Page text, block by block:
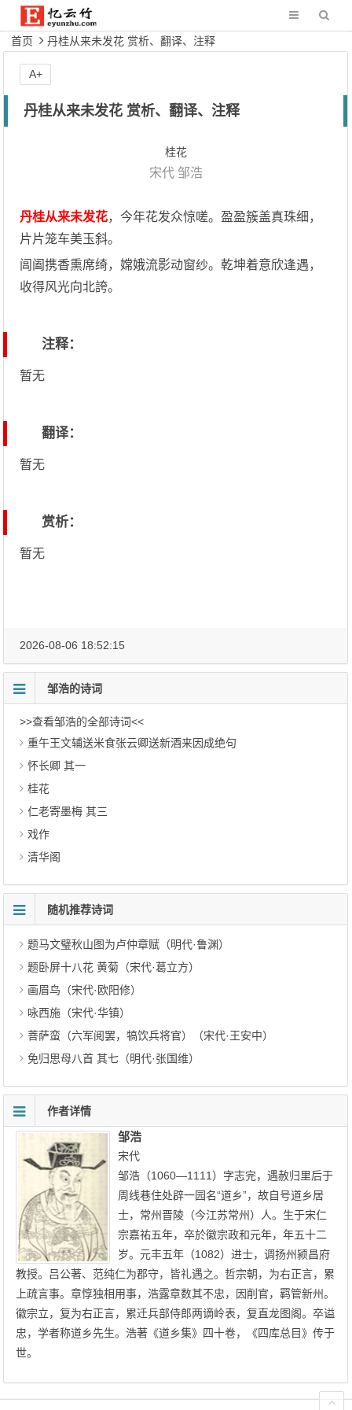
首页 丹桂从来未发花 赏析、翻译、注释
丹桂从来未发花 赏析、翻译、注释
桂花
宋代 邹浩
丹桂从来未发花，今年花发众惊嗟。盈盈簇盖真珠细，
片片笼车美玉斜。
阊阖携香熏席绮，嫦娥流影动窗纱。乾坤着意欣逢遇，
收得风光向北誇。
注释：
暂无
翻译：
暂无
赏析：
暂无
A+
2026-08-06 18:52:15
邹浩的诗词
>>查看邹浩的全部诗词<<
重午王文辅送米食张云卿送新酒来因成绝句
怀长卿 其一
桂花
仁老寄墨梅 其三
戏作
清华阁
随机推荐诗词
题马文璧秋山图为卢仲章赋（明代·鲁渊）
题卧屏十八花 黄菊（宋代·葛立方）
画眉鸟（宋代·欧阳修）
咏西施（宋代·华镇）
菩萨蛮（六军阅罢，犒饮兵将官）（宋代·王安中）
免归思母八首 其七（明代·张国维）
作者详情
邹浩
宋代
邹浩（1060—1111）字志完，遇赦归里后于
周线巷住处辟一园名“道乡”，故自号道乡居
士，常州晋陵（今江苏常州）人。生于宋仁
宗嘉祐五年，卒於徽宗政和元年，年五十二
岁。元丰五年（1082）进士，调扬州颍昌府
教授。吕公著、范纯仁为郡守，皆礼遇之。哲宗朝，为右正言，累
上疏言事。章惇独相用事，浩露章数其不忠，因削官，羁管新州。
徽宗立，复为右正言，累迁兵部侍郎两谪岭表，复直龙图阁。卒谥
忠，学者称道乡先生。浩著《道乡集》四十卷，《四库总目》传于
世。